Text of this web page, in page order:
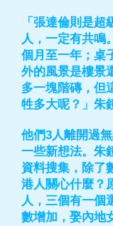
「張達倫則是
人，一定有共鳴
個月至一年；桌
外的風景是樓景
多一塊階磚，但
牲多大呢？」朱
他們3人離開過
一些新想法。朱
資料搜集，除了
港人關心什麼？
人，三個有一個
數增加，娶內地